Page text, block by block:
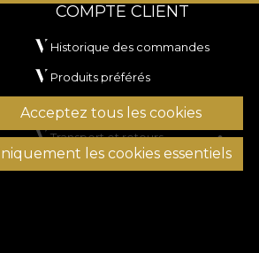
Acceptez tous les cookies
les cookies essentiels
COMPTE CLIENT
Historique des commandes
Produits préférés
Modes de paiement
Transport et retours